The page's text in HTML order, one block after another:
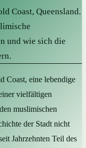
Coast, Queensland.
und wie sich die
Coast, eine lebendige
vielfältigen
muslimischen
der Stadt nicht
Jahrzehnten Teil des